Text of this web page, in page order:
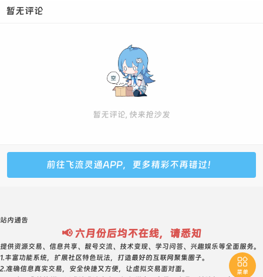
6403374--1级--普号--750元
6457843--6级--普号--750元
6480915--1级--普号--750元
6514881--5级--普号--750元 内对子
6575142--5级--普号--750元
6575673--5级--普号--850元
6597344--0级--普号--750元 对子尾
6632534--普号--750元 对子开
6639240--1级--普号--750元 对子开
暂无评论
暂无评论, 快来抢沙发
前往飞流灵通APP，更多精彩不再错过！

菜单
站内通告
📢 六月份后均不在线，请悉知
提供资源交易、信息共享、靓号交流、技术变现、学习问答、兴趣娱乐等全面服务。
1.丰富功能系统，扩展社区特色玩法，打造最好的互联网聚集圈子。
2.准确信息真实交易，安全快捷又方便，让虚拟交易面对面。